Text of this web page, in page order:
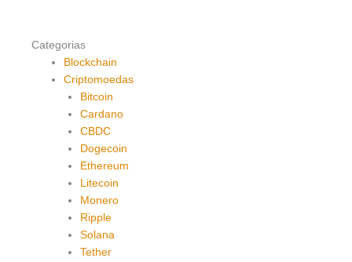
Categorias
Blockchain
Criptomoedas
Bitcoin
Cardano
CBDC
Dogecoin
Ethereum
Litecoin
Monero
Ripple
Solana
Tether